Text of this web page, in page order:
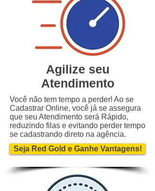
Agilize seu
Atendimento
Você não tem tempo a perder! Ao se
Cadastrar Online, você já se assegura
que seu Atendimento será Rápido,
reduzindo filas e evitando perder tempo
se cadastrando direto na agência.
Seja Red Gold e Ganhe Vantagens!